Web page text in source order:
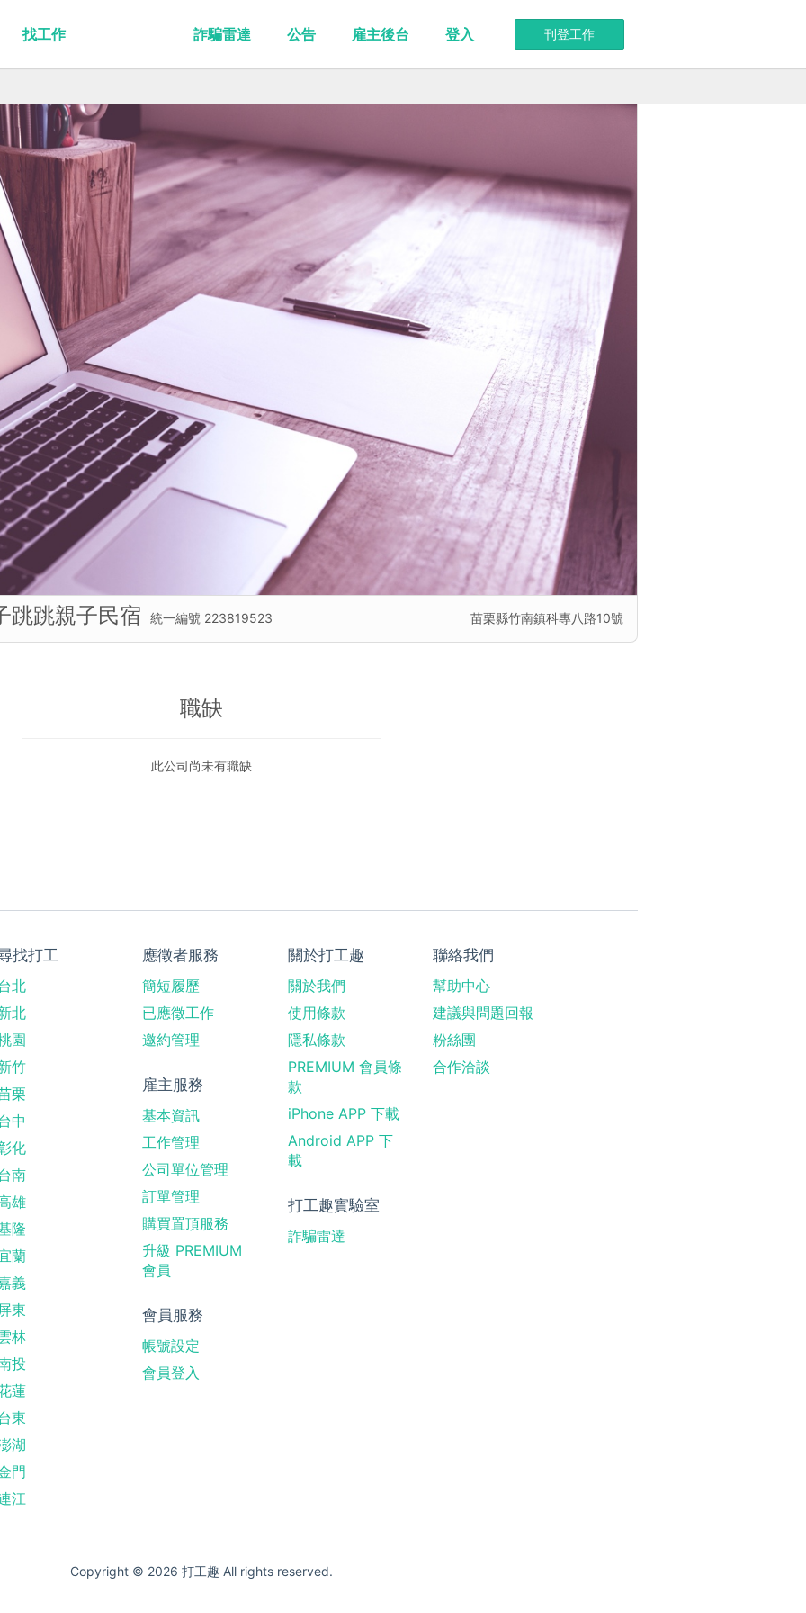
刊登工作
找工作 詐騙雷達 公告 雇主後台 登入
跳跳親子民宿 統一編號 223819523 苗栗縣竹南鎮科專八路10號
職缺
此公司尚未有職缺
找打工
北
北
園
竹
栗
中
化
南
雄
隆
蘭
義
東
林
投
蓮
東
湖
門
江
應徵者服務
簡短履歷
已應徵工作
邀約管理
雇主服務
基本資訊
工作管理
公司單位管理
訂單管理
購買置頂服務
升級 PREMIUM
會員
會員服務
帳號設定
會員登入
關於打工趣
關於我們
使用條款
隱私條款
PREMIUM 會員條
款
iPhone APP 下載
Android APP 下
載
打工趣實驗室
詐騙雷達
聯絡我們
幫助中心
建議與問題回報
粉絲團
合作洽談
Copyright © 2026 打工趣 All rights reserved.